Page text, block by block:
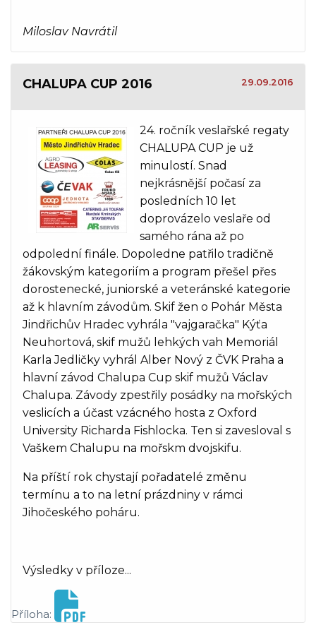
Miloslav Navrátil
CHALUPA CUP 2016 29.09.2016
24. ročník veslařské regaty
CHALUPA CUP je už
minulostí. Snad
nejkrásnější počasí za
posledních 10 let
doprovázelo veslaře od
samého rána až po
odpolední finále. Dopoledne patřilo tradičně
žákovským kategoriím a program přešel přes
dorostenecké, juniorské a veteránské kategorie
až k hlavním závodům. Skif žen o Pohár Města
Jindřichův Hradec vyhrála "vajgaračka" Kýťa
Neuhortová, skif mužů lehkých vah Memoriál
Karla Jedličky vyhrál Alber Nový z ČVK Praha a
hlavní závod Chalupa Cup skif mužů Václav
Chalupa. Závody zpestřily posádky na mořských
veslicích a účast vzácného hosta z Oxford
University Richarda Fishlocka. Ten si zavesloval s
Vaškem Chalupu na mořskm dvojskifu.
Na příští rok chystají pořadatelé změnu
termínu a to na letní prázdniny v rámci
Jihočeského poháru.
Výsledky v příloze...
Příloha: